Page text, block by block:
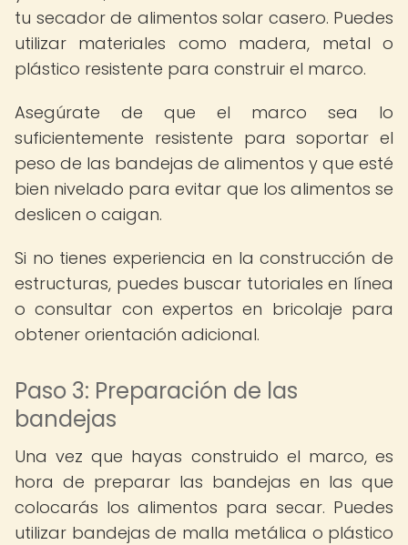
tu secador de alimentos solar casero. Puedes
utilizar materiales como madera, metal o
plástico resistente para construir el marco.
Asegúrate de que el marco sea lo
suficientemente resistente para soportar el
peso de las bandejas de alimentos y que esté
bien nivelado para evitar que los alimentos se
deslicen o caigan.
Si no tienes experiencia en la construcción de
estructuras, puedes buscar tutoriales en línea
o consultar con expertos en bricolaje para
obtener orientación adicional.
Paso 3: Preparación de las
bandejas
Una vez que hayas construido el marco, es
hora de preparar las bandejas en las que
colocarás los alimentos para secar. Puedes
utilizar bandejas de malla metálica o plástico